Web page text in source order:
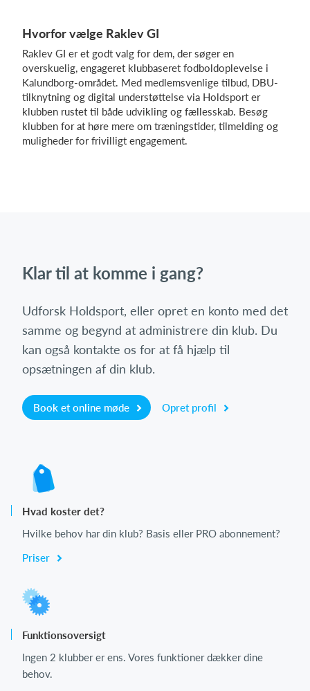
Hvorfor vælge Raklev GI
Raklev GI er et godt valg for dem, der søger en
overskuelig, engageret klubbaseret fodboldoplevelse i
Kalundborg-området. Med medlemsvenlige tilbud, DBU-
tilknytning og digital understøttelse via Holdsport er
klubben rustet til både udvikling og fællesskab. Besøg
klubben for at høre mere om træningstider, tilmelding og
muligheder for frivilligt engagement.
Klar til at komme i gang?
Udforsk Holdsport, eller opret en konto med det
samme og begynd at administrere din klub. Du
kan også kontakte os for at få hjælp til
opsætningen af din klub.
Book et online møde Opret profil
Hvad koster det?
Hvilke behov har din klub? Basis eller PRO abonnement?
Priser
Funktionsoversigt
Ingen 2 klubber er ens. Vores funktioner dækker dine
behov.